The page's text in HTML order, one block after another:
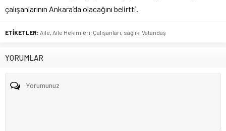
çalışanlarının Ankara’da olacağını belirtti.
ETİKETLER: Aile Aile Hekimleri Çalışanları sağlık Vatandaş
YORUMLAR